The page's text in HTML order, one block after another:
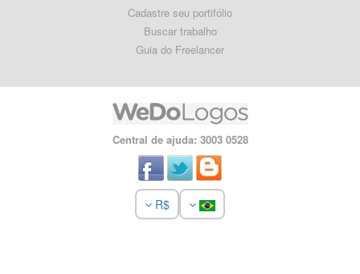
Cadastre seu portifólio
Buscar trabalho
Guia do Freelancer
Central de ajuda: 3003 0528
R$